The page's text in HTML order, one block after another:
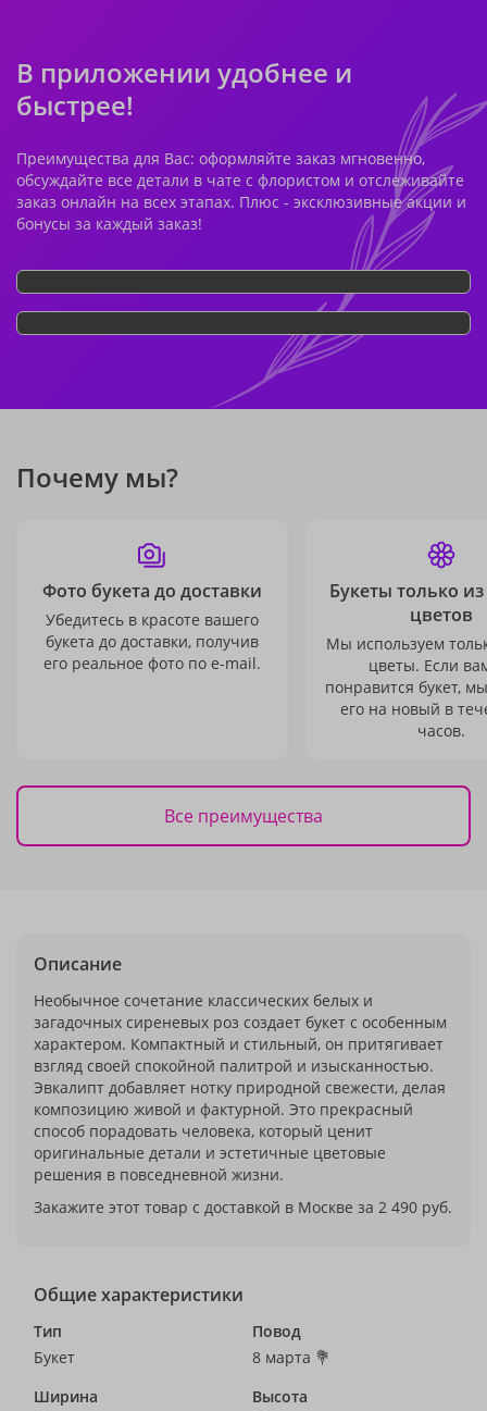
В приложении удобнее и
быстрее!
Преимущества для Вас: оформляйте заказ мгновенно,
обсуждайте все детали в чате с флористом и отслеживайте
заказ онлайн на всех этапах. Плюс - эксклюзивные акции и
бонусы за каждый заказ!
Почему мы?
Фото букета до доставки
Убедитесь в красоте вашего
букета до доставки, получив
его реальное фото по e-mail.
Букеты только
цветов
Мы используем
цветы. Если
понравится букет,
его на новый в
часов.
Все преимущества
Описание
Необычное сочетание классических белых и
загадочных сиреневых роз создает букет с особенным
характером. Компактный и стильный, он притягивает
взгляд своей спокойной палитрой и изысканностью.
Эвкалипт добавляет нотку природной свежести, делая
композицию живой и фактурной. Это прекрасный
способ порадовать человека, который ценит
оригинальные детали и эстетичные цветовые
решения в повседневной жизни.
Закажите этот товар с доставкой в Москве за 2 490 руб.
Общие характеристики
Тип
Букет
Повод
8 марта 💐
Ширина
Высота